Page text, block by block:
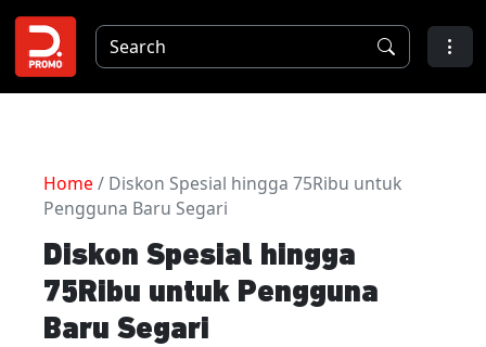
Home / Diskon Spesial hingga 75Ribu untuk
Pengguna Baru Segari
Diskon Spesial hingga
75Ribu untuk Pengguna
Baru Segari